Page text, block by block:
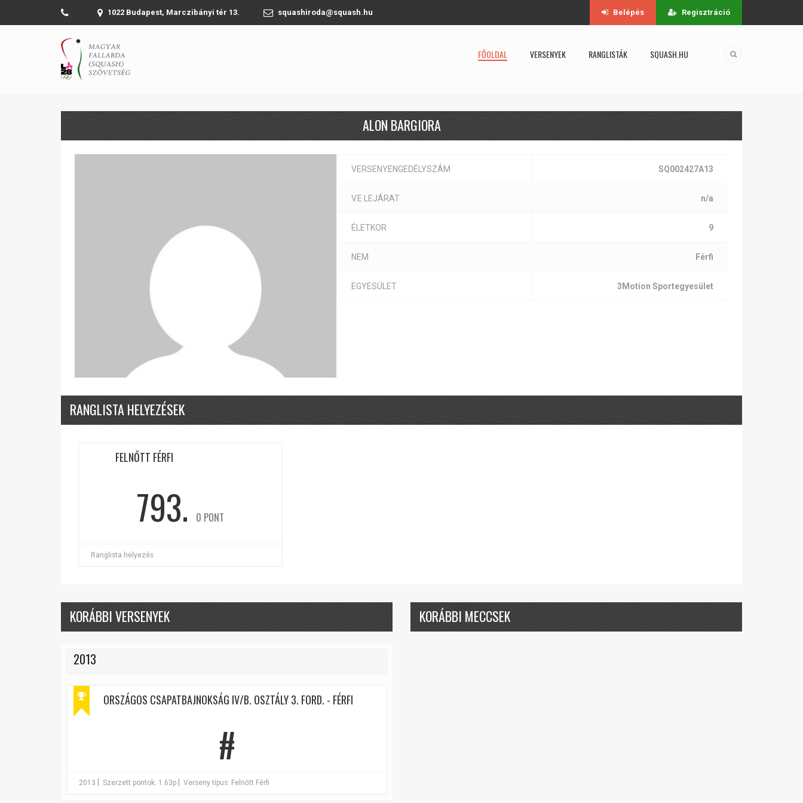
1022 Budapest, Marczibányi tér 13. squashiroda@squash.hu Belépés Regisztráció
FŐOLDAL VERSENYEK RANGLISTÁK SQUASH.HU
ALON BARGIORA
VERSENYENGEDÉLYSZÁM SQ002427A13
V.E LEJÁRAT n/a
ÉLETKOR 9
NEM Férfi
EGYESÜLET 3Motion Sportegyesület
RANGLISTA HELYEZÉSEK
FELNŐTT FÉRFI
793. 0 PONT
Ranglista helyezés
KORÁBBI VERSENYEK
2013
ORSZÁGOS CSAPATBAJNOKSÁG IV/B. OSZTÁLY 3. FORD. - FÉRFI
#
2013 Szerzett pontok: 1.63p Verseny típus: Felnőtt Férfi
KORÁBBI MECCSEK